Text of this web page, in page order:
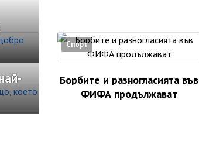
Спорт
Борбите и разногласията във
ФИФА продължават